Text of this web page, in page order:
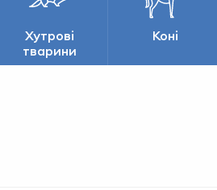
Хутрові
тварини
Коні